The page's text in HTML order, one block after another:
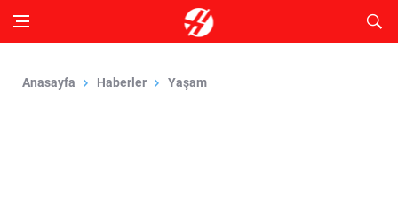
Anasayfa Haberler Yaşam